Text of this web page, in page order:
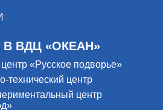
ВДЦ «ОКЕАН»
«Русское подворье»
технический центр
центр